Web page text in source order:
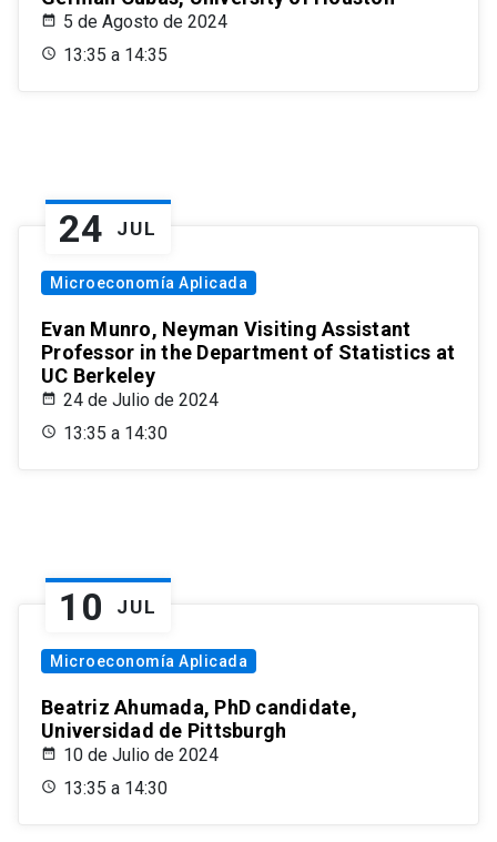
5 de Agosto de 2024
13:35 a 14:35
24 JUL
Microeconomía Aplicada
Evan Munro, Neyman Visiting Assistant
Professor in the Department of Statistics at
UC Berkeley
24 de Julio de 2024
13:35 a 14:30
10 JUL
Microeconomía Aplicada
Beatriz Ahumada, PhD candidate,
Universidad de Pittsburgh
10 de Julio de 2024
13:35 a 14:30